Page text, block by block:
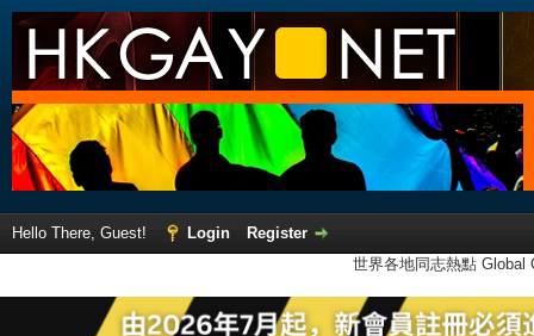
Hello There, Guest! Login
Register
世界各地同志熱點